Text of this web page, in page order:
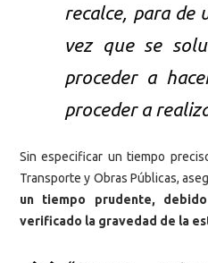
recalce, para de
vez que se
proceder a
proceder a
Sin especificar un tiempo
Transporte y Obras Públicas,
un tiempo prudente,
verificado la gravedad de la